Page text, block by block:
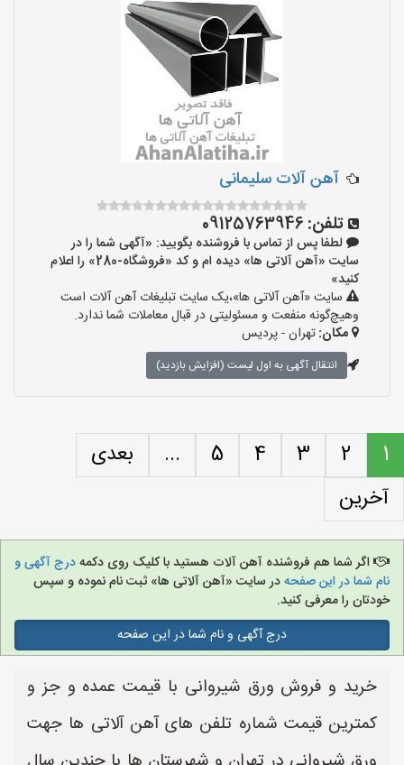
آهن آلات سلیمانی
تلفن: 09125763946
لطفا پس از تماس با فروشنده بگویید: «آگهی شما را در
سایت «آهن آلاتی ها» دیده ام و کد «فروشگاه-280» را اعلام
کنید»
سایت «آهن آلاتی ها»،یک سایت تبلیغات آهن آلات است
وهیچ‌گونه منفعت و مسئولیتی در قبال معاملات شما ندارد.
مکان:تهران - پردیس
انتقال آگهی به اول لیست (افزایش بازدید)
1
2
3
4
5
...
بعدی
آخرین
اگر شما هم فروشنده آهن آلات هستید با کلیک روی دکمهدرج آگهی و
نام شما در این صفحهدر سایت «آهن آلاتی ها» ثبت نام نموده و سپس
خودتان را معرفی کنید.
درج آگهی و نام شما در این صفحه
خرید و فروش ورق شیروانی با قیمت عمده و جز و
کمترین قیمت شماره تلفن های آهن آلاتی ها جهت